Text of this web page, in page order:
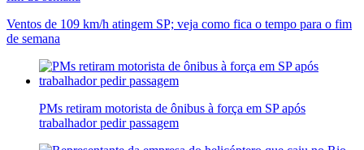
Ventos de 109 km/h atingem SP; veja como fica o tempo para o fim
de semana
PMs retiram motorista de ônibus à força em SP após
trabalhador pedir passagem